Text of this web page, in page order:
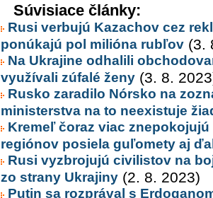
Súvisiace články:
Rusi verbujú Kazachov cez
ponúkajú pol milióna rubľov (3.
Na Ukrajine odhalili
využívali zúfalé ženy (3. 8.
Rusko zaradilo Nórsko na
ministerstva na to neexistuje
Kremeľ čoraz viac
regiónov posiela guľomety aj
Rusi vyzbrojujú civilistov na
zo strany Ukrajiny (2. 8. 2023)
Putin sa rozprával s